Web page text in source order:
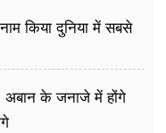
किया दुनिया में सबसे
अबान के जनाजे में होंगे